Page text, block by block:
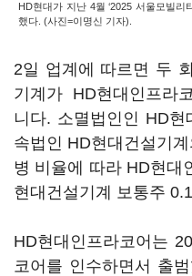
HD현대가 지난 4월 ‘2025 서울모빌리
했다. (사진=이명신 기자).
2일 업계에 따르면 두
기계가 HD현대인프라
니다. 소멸법인인 HD
속법인 HD현대건설기
병 비율에 따라 HD현대
현대건설기계 보통주
HD현대인프라코어는
코어를 인수하면서 출